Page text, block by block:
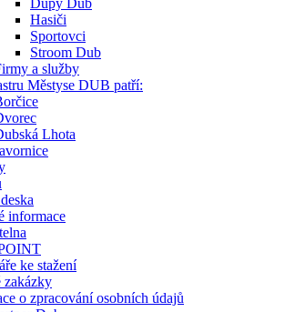
Dupy Dub
Hasiči
Sportovci
Stroom Dub
a služby
Městyse DUB patří:
Lhota
informace
ke stažení
zakázky
o zpracování osobních údajů